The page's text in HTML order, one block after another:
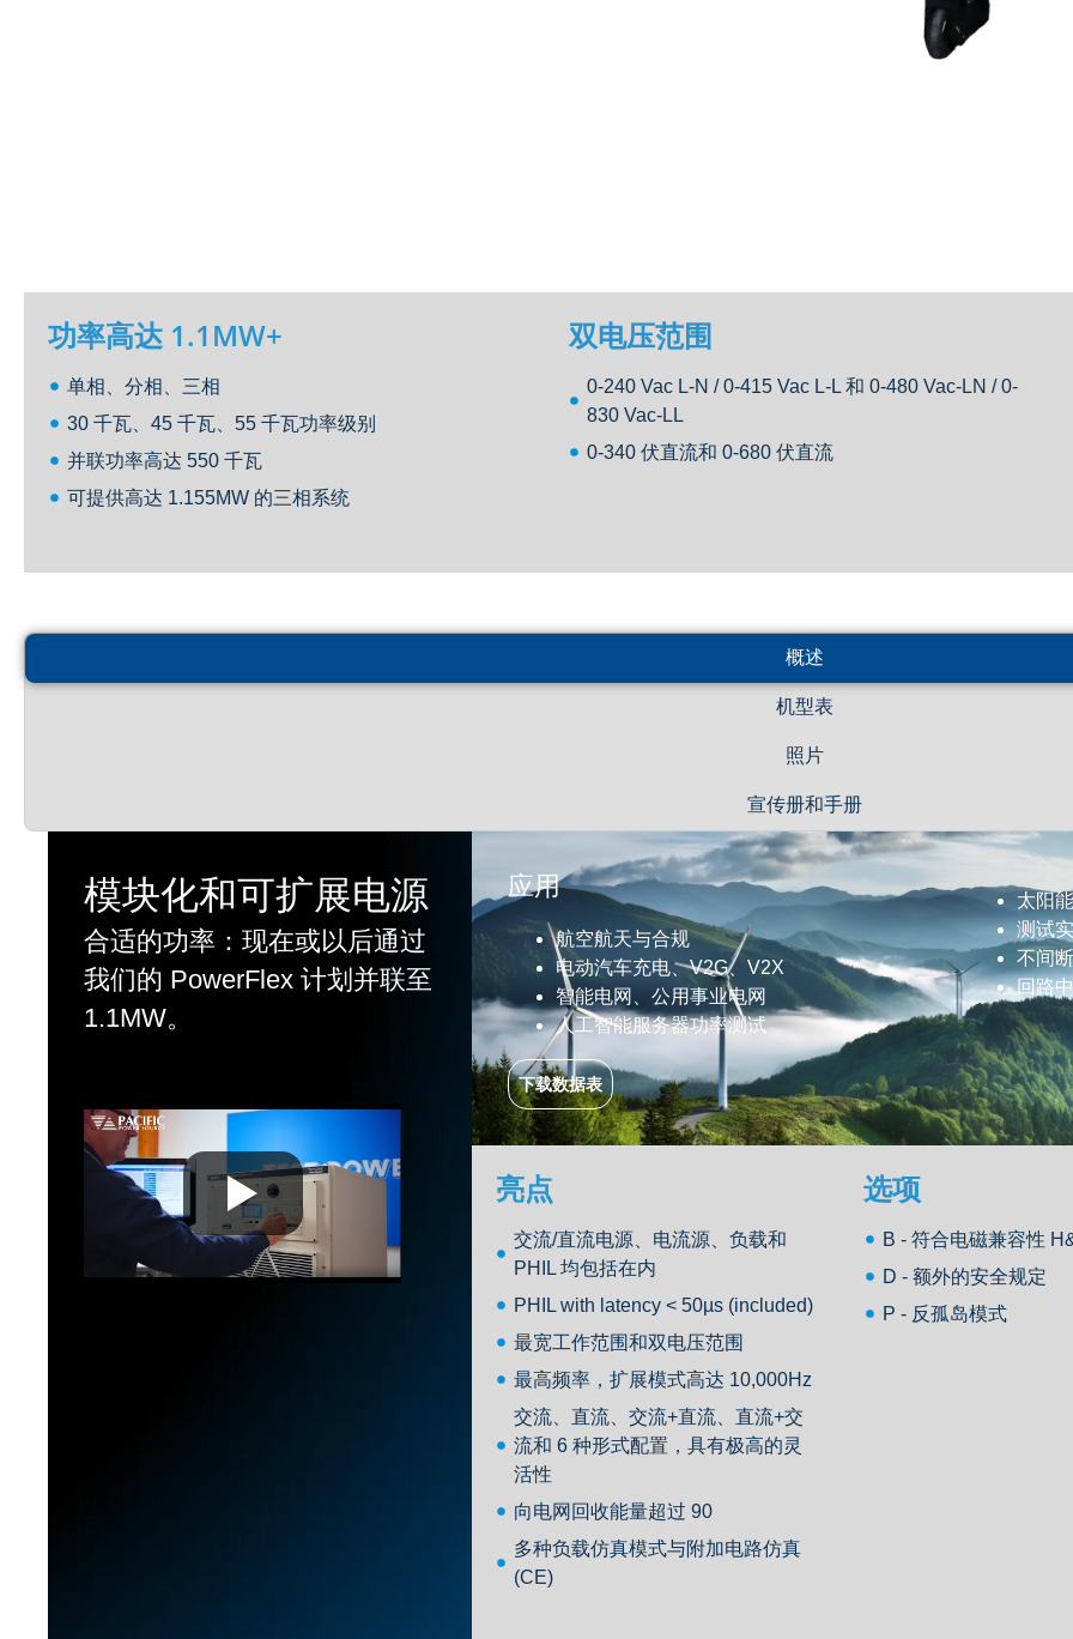
功率高达 1.1MW+
单相、分相、三相
30 千瓦、45 千瓦、55 千瓦功率级别
并联功率高达 550 千瓦
可提供高达 1.155MW 的三相系统
双电压范围
0-240 Vac L-N / 0-415 Vac L-L 和 0-480 Vac-LN / 0-
830 Vac-LL
0-340 伏直流和 0-680 伏直流
概述
机型表
照片
宣传册和手册
模块化和可扩展电源
合适的功率：现在或以后通过
我们的 PowerFlex 计划并联至
1.1MW。
应用
航空航天与合规
电动汽车充电、V2G、V2X
智能电网、公用事业电网
人工智能服务器功率测试
下载数据表
太阳
测试
不间
回路
亮点
交流/直流电源、电流源、负载和
PHIL 均包括在内
PHIL with latency < 50µs (included)
最宽工作范围和双电压范围
最高频率，扩展模式高达 10,000Hz
交流、直流、交流+直流、直流+交
流和 6 种形式配置，具有极高的灵
活性
向电网回收能量超过 90
多种负载仿真模式与附加电路仿真
(CE)
选项
B - 符合电磁兼容性
D - 额外的安全规定
P - 反孤岛模式